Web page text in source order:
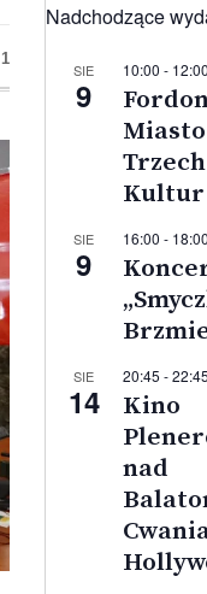
1
Nadchodzące
SIE
9
10:00 - 12:00
Miasto
Trzech
Kultur
SIE
9
16:00 - 18:00
SIE
14
20:45 -22:45
Kino
nad